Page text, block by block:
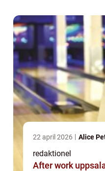
prestation, de...
22 april 2026 Alice
redaktionel
After work uppsala från barhäng